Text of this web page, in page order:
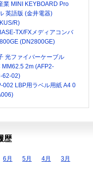
業 MINI KEYBOARD Pro
英語版 (金井電器)
R)
TX/FXメディアコンバ
(DN2800GE)
光ファイバーケーブル
MM62.5 2m (AFP2-
62-02)
002 LBP用ラベル用紙 A4 0
歴
6月 5月 4月
3月